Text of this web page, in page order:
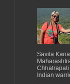
Savita
Indian